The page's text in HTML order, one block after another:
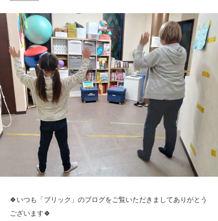
🍀いつも「ブリック」のブログをご覧いただきましてありがとう
ございます🍀